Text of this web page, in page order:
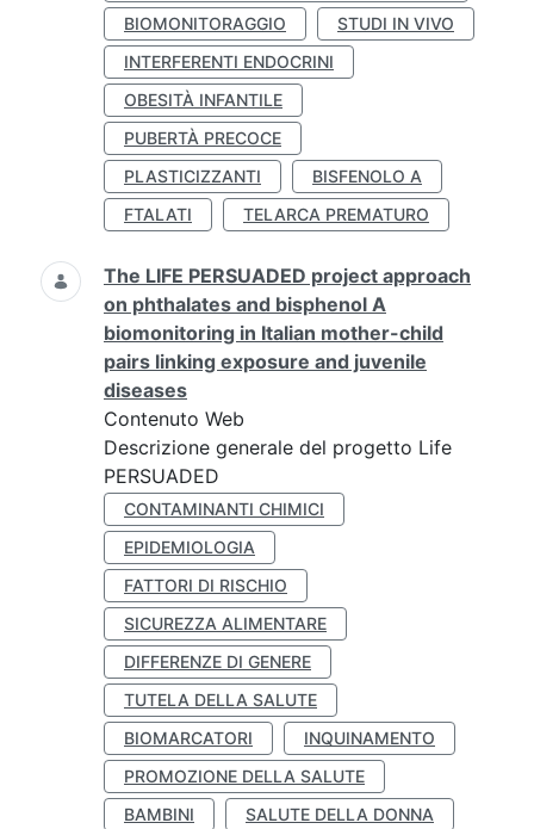
BIOMONITORAGGIO
STUDI IN VIVO
INTERFERENTI ENDOCRINI
OBESITÀ INFANTILE
PUBERTÀ PRECOCE
PLASTICIZZANTI
BISFENOLO A
FTALATI
TELARCA PREMATURO
The LIFE PERSUADED project approach
on phthalates and bisphenol A
biomonitoring in Italian mother-child
pairs linking exposure and juvenile
diseases
Contenuto Web
Descrizione generale del progetto Life
PERSUADED
CONTAMINANTI CHIMICI
EPIDEMIOLOGIA
FATTORI DI RISCHIO
SICUREZZA ALIMENTARE
DIFFERENZE DI GENERE
TUTELA DELLA SALUTE
BIOMARCATORI
INQUINAMENTO
PROMOZIONE DELLA SALUTE
BAMBINI
SALUTE DELLA DONNA